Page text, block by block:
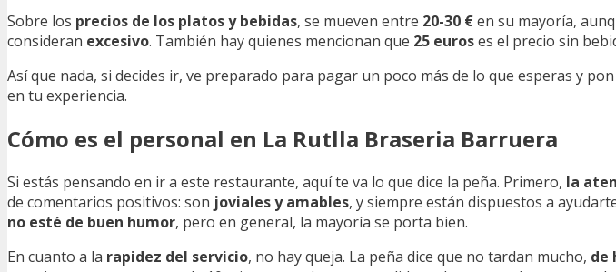
Sobre los precios de los platos y bebidas, se mueven entre 20-30 €en su mayoría,
consideran excesivo. También hay quienes mencionan que 25 euroses el precio sin
Así que nada, si decides ir, ve preparado para pagar un poco más de lo que esperas y
en tu experiencia.
Cómo es el personal en La Rutlla Braseria Barruera
Si estás pensando en ir a este restaurante, aquí te va lo que dice la peña. Primero, la
de comentarios positivos: son joviales y amables, y siempre están dispuestos a
no esté de buen humor, pero en general, la mayoría se porta bien.
En cuanto a la rapidez del servicio, no hay queja. La peña dice que no tardan mucho, de